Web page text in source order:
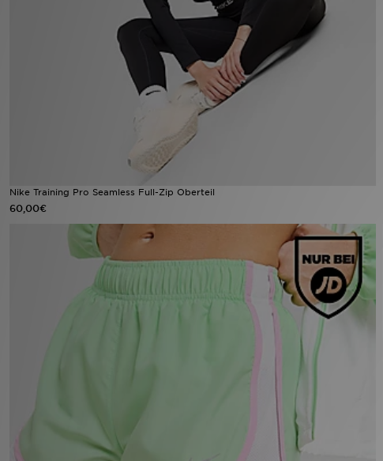
Nike Training Pro Seamless Full-Zip Oberteil
60,00€
Meine Nachrichten
Bestellverfolgung
Hilfe & Kontakt